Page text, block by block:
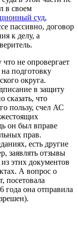
в своем
суд,
пассивно, договор
к делу, а
не опровергает
подготовку
округа.
в защиту
сказать, что
пользу, счел АС
он был вправе
прав.
есть другие
заявлять отзывы
этих документов
А вопрос о
посетовала
года она отправила